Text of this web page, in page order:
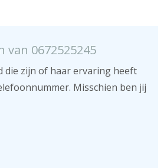
van 0672525245
die zijn of haar ervaring heeft
Misschien ben jij